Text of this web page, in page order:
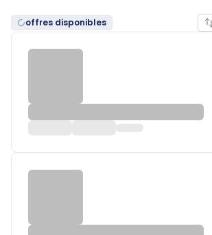
offres disponibles